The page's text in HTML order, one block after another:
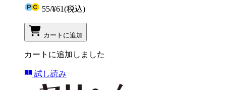
55/¥61(税込)
カートに追加
カートに追加しました
試し読み